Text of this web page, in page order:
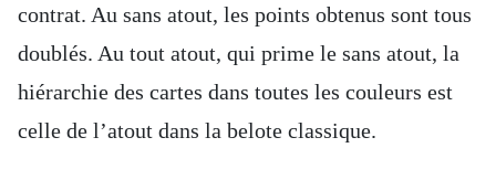
contrat. Au sans atout, les points obtenus sont tous
doublés. Au tout atout, qui prime le sans atout, la
hiérarchie des cartes dans toutes les couleurs est
celle de l’atout dans la belote classique.